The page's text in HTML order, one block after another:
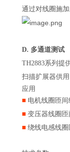
通过对线圈施
D. 多通道测试
TH2883系列提
扫描扩展器供
应用
■ 电机线圈匝
■ 变压器线圈
■ 绕线电感线